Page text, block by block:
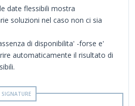
date flessibili mostra
soluzioni nel caso non ci sia
di disponibilita' -forse e'
automaticamente il risultato di